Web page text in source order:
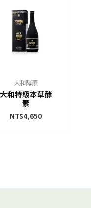
大和酵素
大和特級本草酵
素
NT$4,650